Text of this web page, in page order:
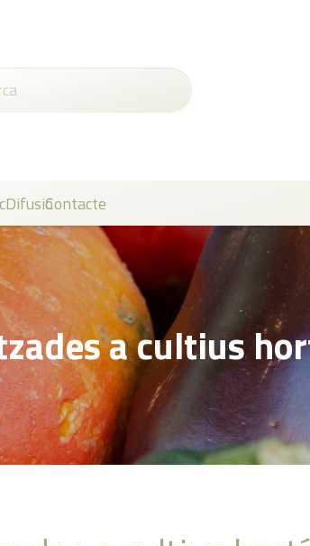
DifusióContacte
a cultius